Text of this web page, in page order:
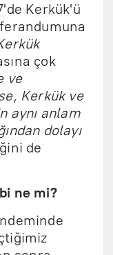
Kerkük'ü
çok
ve
Kerkük ve
aynı anlam
dolayı
de
ne mi?